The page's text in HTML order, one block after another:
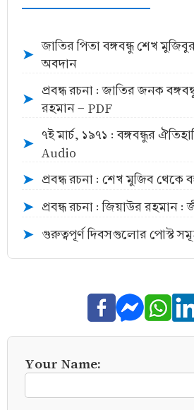
➤
জাতির পিতা বঙ্গবন্ধু শেখ
অবদান
➤
প্রবন্ধ রচনা : জাতির জনক
রহমান - PDF
➤
৭ই মার্চ, ১৯৭১ : বঙ্গবন্ধুর
Audio
➤ প্রবন্ধ রচনা : শেখ মুজিব থেকে
➤ প্রবন্ধ রচনা : জিয়াউর রহমান
➤ গুরুত্বপূর্ণ দিবসগুলোর পোস্ট
Your Name: